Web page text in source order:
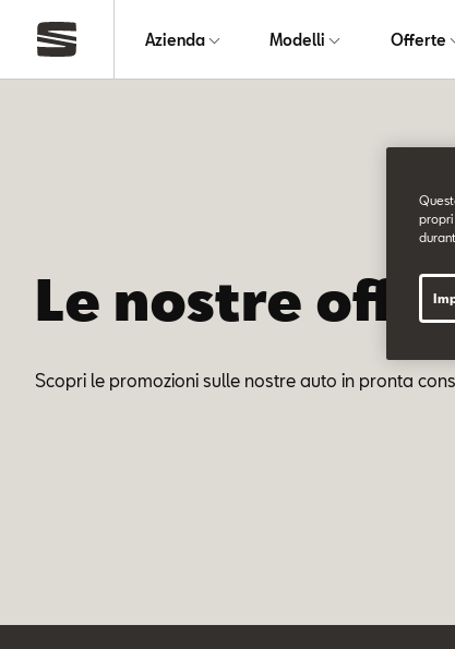
Azienda Modelli Offerte
Le nostre
Scopri le promozioni sulle nostre auto in pronta
propri